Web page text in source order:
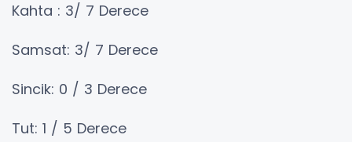
Kahta : 3/ 7 Derece
Samsat: 3/ 7 Derece
Sincik: 0 / 3 Derece
Tut: 1 / 5 Derece